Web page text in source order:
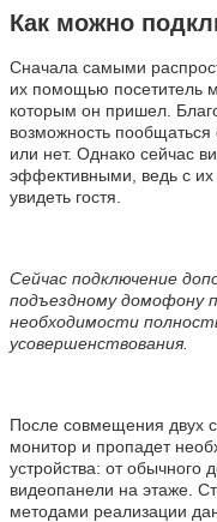
Как можно
Сначала самыми
их помощью посетитель
которым он пришел.
возможность пообщаться
или нет. Однако сейчас
эффективными, ведь с
увидеть гостя.
Сейчас подключение
подъездному домофону
необходимости
усовершенствования.
После совмещения двух
монитор и пропадет
устройства: от
видеопанели на этаже.
методами реализации